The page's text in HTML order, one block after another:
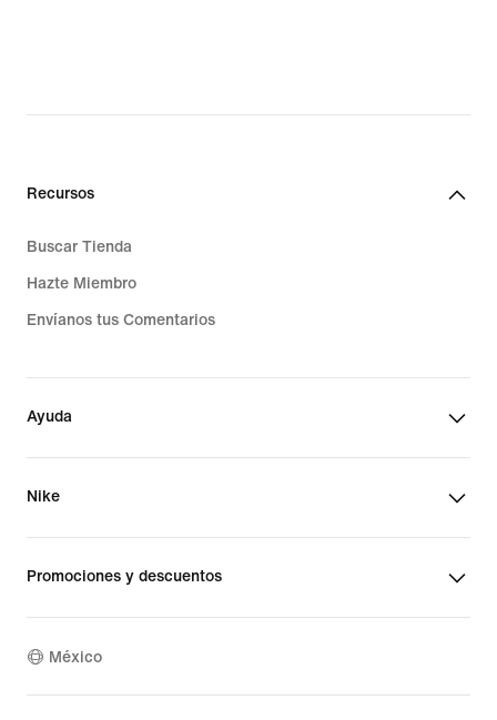
Recursos
Buscar Tienda
Hazte Miembro
Envíanos tus Comentarios
Ayuda
Nike
Promociones y descuentos
México